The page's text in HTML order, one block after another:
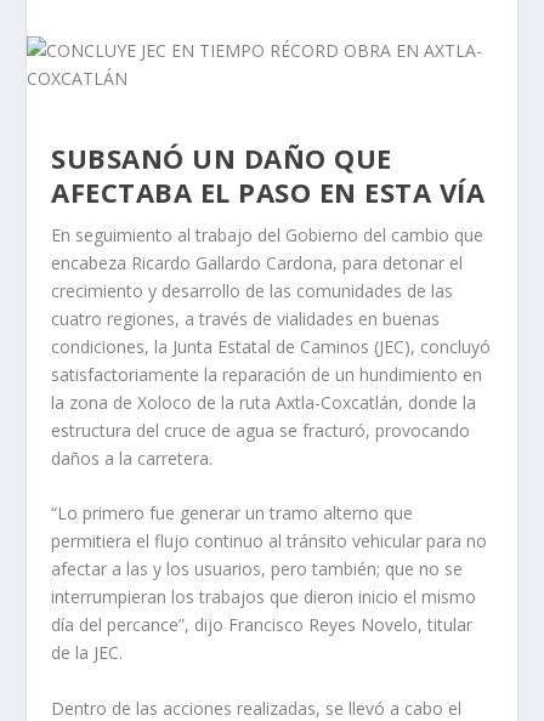
SUBSANÓ UN DAÑO QUE
AFECTABA EL PASO EN ESTA VÍA
En seguimiento al trabajo del Gobierno del cambio que
encabeza Ricardo Gallardo Cardona, para detonar el
crecimiento y desarrollo de las comunidades de las
cuatro regiones, a través de vialidades en buenas
condiciones, la Junta Estatal de Caminos (JEC), concluyó
satisfactoriamente la reparación de un hundimiento en
la zona de Xoloco de la ruta Axtla-Coxcatlán, donde la
estructura del cruce de agua se fracturó, provocando
daños a la carretera.
“Lo primero fue generar un tramo alterno que
permitiera el flujo continuo al tránsito vehicular para no
afectar a las y los usuarios, pero también; que no se
interrumpieran los trabajos que dieron inicio el mismo
día del percance”, dijo Francisco Reyes Novelo, titular
de la JEC.
Dentro de las acciones realizadas, se llevó a cabo el